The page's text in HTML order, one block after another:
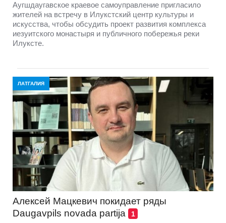
Аугшдаугавское краевое самоуправление пригласило
жителей на встречу в Илукстский центр культуры и
искусства, чтобы обсудить проект развития комплекса
иезуитского монастыря и публичного побережья реки
Илуксте.
ЛАТГАЛИЯ
Алексей Мацкевич покидает ряды
Daugavpils novada partija
1